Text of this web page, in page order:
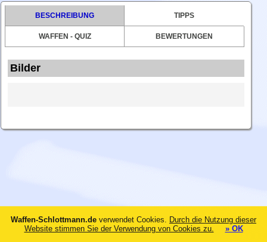
BESCHREIBUNG TIPPS
WAFFEN - QUIZ BEWERTUNGEN
Bilder
Waffen-Schlottmann.de verwendet Cookies. Durch die Nutzung dieser
Website stimmen Sie der Verwendung von Cookies zu.
» OK